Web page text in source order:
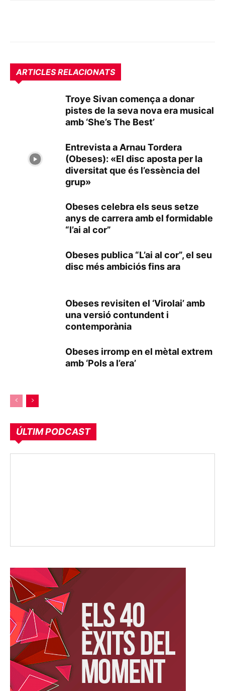
ARTICLES RELACIONATS
Troye Sivan comença a donar
pistes de la seva nova era musical
amb ‘She’s The Best’
Entrevista a Arnau Tordera
(Obeses): «El disc aposta per la
diversitat que és l’essència del
grup»
Obeses celebra els seus setze
anys de carrera amb el formidable
“l’ai al cor”
Obeses publica “L’ai al cor”, el seu
disc més ambiciós fins ara
Obeses revisiten el ‘Virolai’ amb
una versió contundent i
contemporània
Obeses irromp en el mètal extrem
amb ‘Pols a l’era’
ÚLTIM PODCAST